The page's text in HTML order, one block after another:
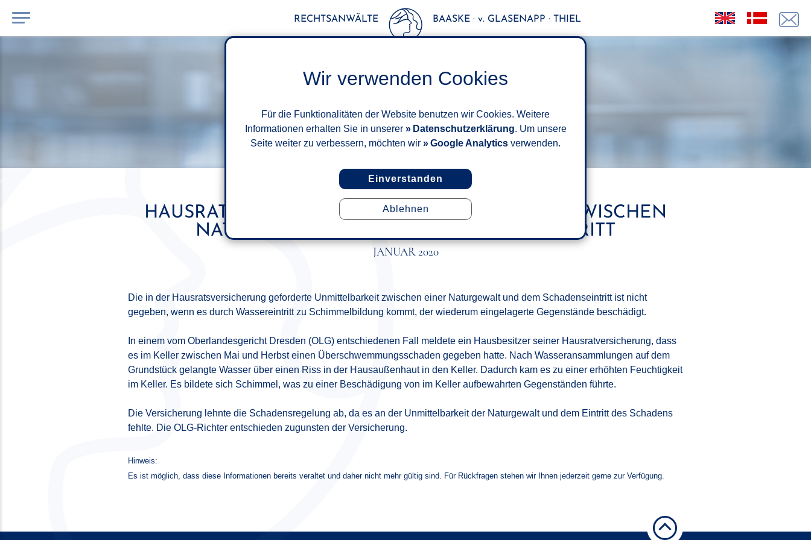
Wir verwenden Cookies
Für die Funktionalitäten der Website benutzen wir Cookies. Weitere
Informationen erhalten Sie in unserer
Datenschutzerklärung. Um unsere
Seite weiter zu verbessern, möchten wir
Google Analytics verwenden.
Einverstanden
Ablehnen
RECHTSANWÄLTE BAASKE · v. GLASENAPP · THIEL
HAUSRATVERSICHERUNG - UNMITTELBARKEIT ZWISCHEN
NATURGEWALT UND DEM SCHADENSEINTRITT
JANUAR 2020
Die in der Hausratsversicherung geforderte Unmittelbarkeit zwischen einer Naturgewalt und dem Schadenseintritt ist nicht
gegeben, wenn es durch Wassereintritt zu Schimmelbildung kommt, der wiederum eingelagerte Gegenstände beschädigt.
In einem vom Oberlandesgericht Dresden (OLG) entschiedenen Fall meldete ein Hausbesitzer seiner Hausratversicherung, dass
es im Keller zwischen Mai und Herbst einen Überschwemmungsschaden gegeben hatte. Nach Wasseransammlungen auf dem
Grundstück gelangte Wasser über einen Riss in der Hausaußenhaut in den Keller. Dadurch kam es zu einer erhöhten Feuchtigkeit
im Keller. Es bildete sich Schimmel, was zu einer Beschädigung von im Keller aufbewahrten Gegenständen führte.
Die Versicherung lehnte die Schadensregelung ab, da es an der Unmittelbarkeit der Naturgewalt und dem Eintritt des Schadens
fehlte. Die OLG-Richter entschieden zugunsten der Versicherung.
Hinweis:
Es ist möglich, dass diese Informationen bereits veraltet und daher nicht mehr gültig sind. Für Rückfragen stehen wir Ihnen jederzeit gerne zur Verfügung.